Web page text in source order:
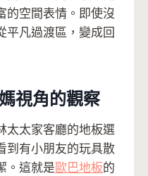
的空間表情。即使沒
平凡過渡區，變成回
視角的觀察
太太家客廳的地板選
到有小朋友的玩具散
。這就是歐巴地板的